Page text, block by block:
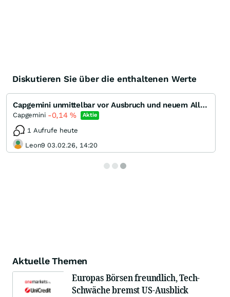
Diskutieren Sie über die enthaltenen Werte
Capgemini unmittelbar vor Ausbruch und neuem Allzeithoch
Capgemini -0,14% Aktie
1 Aufrufe heute
Leon9 03.02.26, 14:20
Aktuelle Themen
Europas Börsen freundlich, Tech-
Schwäche bremst US-Ausblick